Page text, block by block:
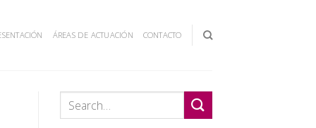
ÁREAS DE ACTUACIÓN CONTACTO